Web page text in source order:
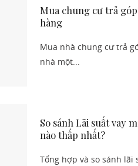
Mua chung cư trả
hàng
Mua nhà chung cư trả
nhà một...
So sánh Lãi suất vay
nào thấp nhất?
Tổng hợp và so sánh lãi